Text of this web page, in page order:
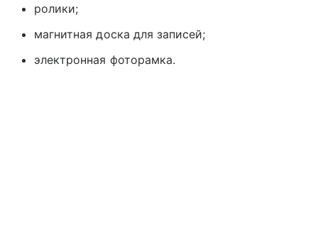
ролики;
магнитная доска для записей;
электронная фоторамка.